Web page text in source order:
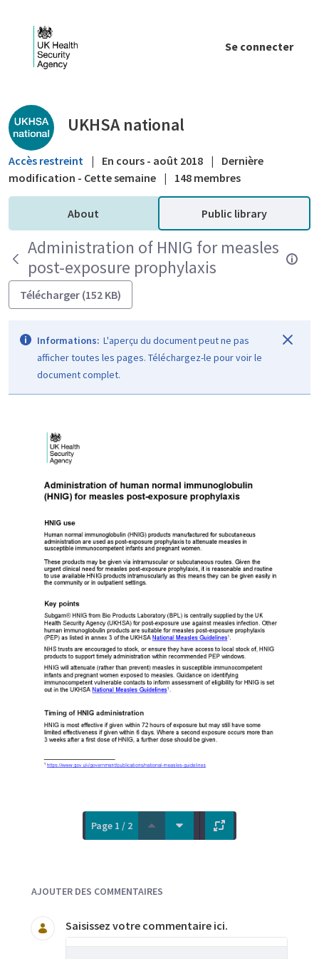
Se connecter
Public library - UKHSA national
UKHSA national
Accès restreint | En cours - août 2018 |
Dernière
modification - Cette semaine | 148 membres
About Public library
Administration of HNIG for measles
post-exposure prophylaxis
Télécharger (152 KB)
Informations: L'aperçu du document peut ne pas
afficher toutes les pages. Téléchargez-le pour voir le
document complet.
Page 1 / 2
AJOUTER DES COMMENTAIRES
Saisissez votre commentaire ici.